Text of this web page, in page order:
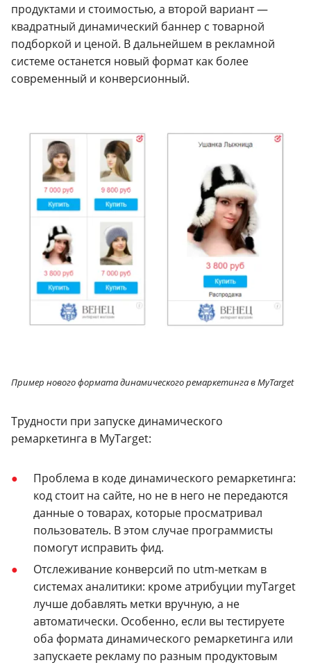
продуктами и стоимостью, а второй вариант —
квадратный динамический баннер с товарной
подборкой и ценой. В дальнейшем в рекламной
системе останется новый формат как более
современный и конверсионный.
Пример нового формата динамического ремаркетинга в MyTarget
Трудности при запуске динамического
ремаркетинга в MyTarget:
Проблема в коде динамического ремаркетинга:
код стоит на сайте, но не в него не передаются
данные о товарах, которые просматривал
пользователь. В этом случае программисты
помогут исправить фид.
Отслеживание конверсий по utm-меткам в
системах аналитики: кроме атрибуции myTarget
лучше добавлять метки вручную, а не
автоматически. Особенно, если вы тестируете
оба формата динамического ремаркетинга или
запускаете рекламу по разным продуктовым